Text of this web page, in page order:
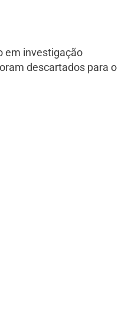
em investigação
descartados para o